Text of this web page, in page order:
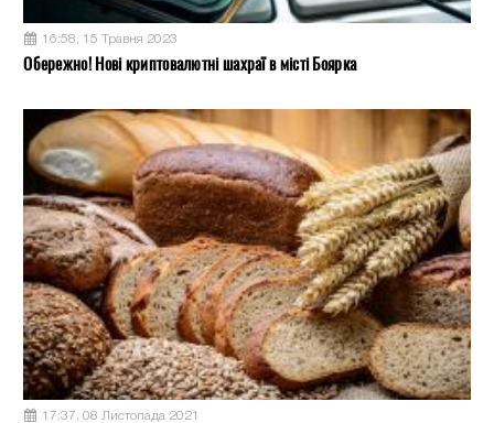
16:58, 15 Травня 2023
Обережно! Нові криптовалютні шахраї в місті Боярка
17:37, 08 Листопада 2021